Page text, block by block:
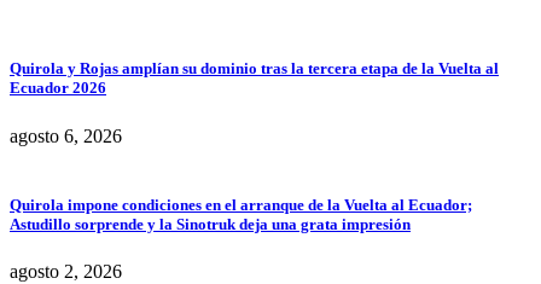
Quirola y Rojas amplían su dominio tras la tercera etapa de la Vuelta al
Ecuador 2026
agosto 6, 2026
Quirola impone condiciones en el arranque de la Vuelta al Ecuador;
Astudillo sorprende y la Sinotruk deja una grata impresión
agosto 2, 2026